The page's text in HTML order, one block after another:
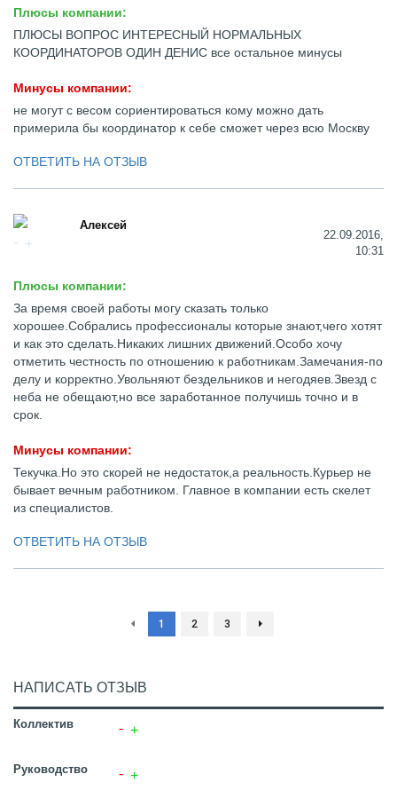
Плюсы компании:
ПЛЮСЫ ВОПРОС ИНТЕРЕСНЫЙ НОРМАЛЬНЫХ
КООРДИНАТОРОВ ОДИН ДЕНИС все остальное минусы
Минусы компании:
не могут с весом сориентироваться кому можно дать
примерила бы координатор к себе сможет через всю Москву
ОТВЕТИТЬ НА ОТЗЫВ
Алексей
22.09.2016,
10:31
Плюсы компании:
За время своей работы могу сказать только
хорошее.Собрались профессионалы которые знают,чего хотят
и как это сделать.Никаких лишних движений.Особо хочу
отметить честность по отношению к работникам.Замечания-по
делу и корректно.Увольняют бездельников и негодяев.Звезд с
неба не обещают,но все заработанное получишь точно и в
срок.
Минусы компании:
Текучка.Но это скорей не недостаток,а реальность.Курьер не
бывает вечным работником. Главное в компании есть скелет
из специалистов.
ОТВЕТИТЬ НА ОТЗЫВ
1 2 3
НАПИСАТЬ ОТЗЫВ
Коллектив
Руководство